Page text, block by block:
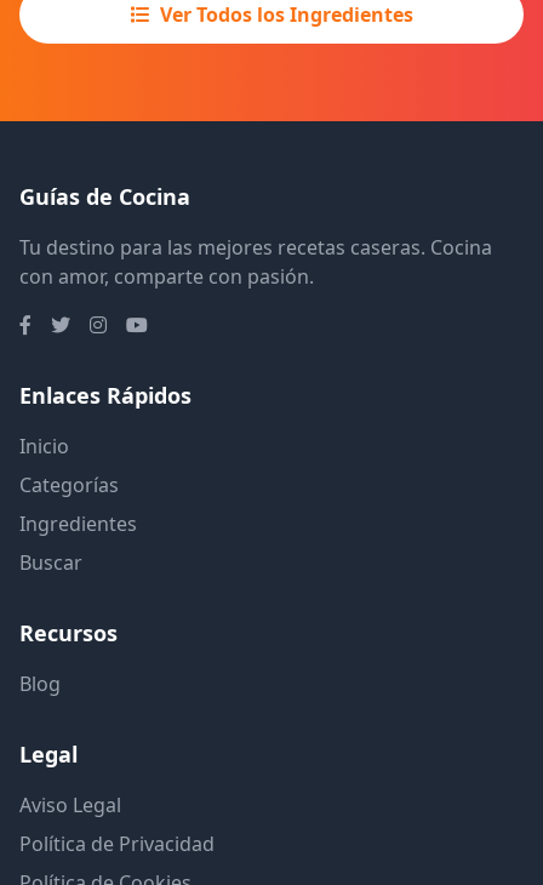
Ver Todos los Ingredientes
Guías de Cocina
Tu destino para las mejores recetas caseras. Cocina
con amor, comparte con pasión.
Enlaces Rápidos
Inicio
Categorías
Ingredientes
Buscar
Recursos
Blog
Legal
Aviso Legal
Política de Privacidad